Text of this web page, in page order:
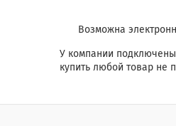
У компании
купить любой товар не